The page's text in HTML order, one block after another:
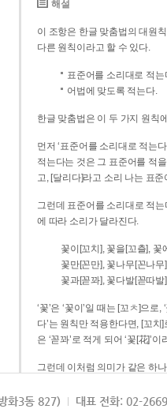
해설
이 조항은 한글 맞춤법의 대원
다른 원칙이라고 할 수 있다.
표준어를 소리대로 적는
어법에 맞도록 적는다.
한글 맞춤법은 이 두 가지 원칙
먼저 ‘표준어를 소리대로 적는
적는다는 것은 그 표준어를 적을 때 발음에 따라 적는다
고, [달리다]라고 소리 나는 표준
그런데 표준어를 소리대로 적
에 따라 소리가 달라진다.
꽃이[꼬치], 꽃을[꼬츨], 꽃
꽃만[꼰만], 꽃나무[꼰나
꽃과[꼳꽈], 꽃다발[꼳따발
‘꽃’은 ‘꽃이’일 때는 [꼬ㅊ]으
다’는 원칙만 적용한다면, [꼬치]로 소리 나는 말은 ‘꼬치’로, [꼰
은 ‘꼳꽈’로 적게 되어 ‘꽃[花]’
그런데 이처럼 의미가 같은 하
되게 적는 것이 의미를 파악하
화3동 827) 대표 전화: 02-